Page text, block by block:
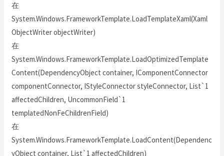
在
System.Windows.FrameworkTemplate.LoadTemplateXaml(Xaml
ObjectWriter objectWriter)
在
System.Windows.FrameworkTemplate.LoadOptimizedTemplate
Content(DependencyObject container, IComponentConnector
componentConnector, IStyleConnector styleConnector, List`1
affectedChildren, UncommonField`1
templatedNonFeChildrenField)
在
System.Windows.FrameworkTemplate.LoadContent(Dependenc
yObject container, List`1 affectedChildren)